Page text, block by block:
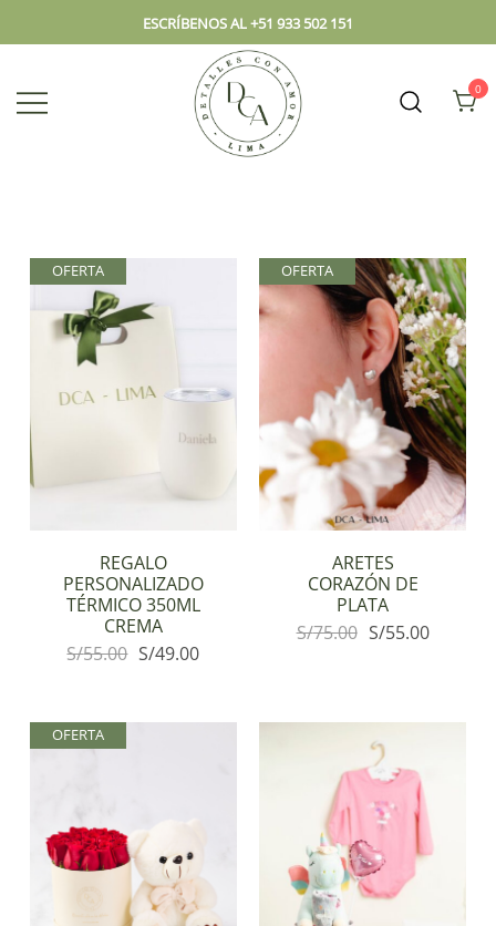
ESCRÍBENOS AL +51 933 502 151
0
OFERTA
REGALO
PERSONALIZADO
TÉRMICO 350ML
CREMA
S/55.00 S/49.00
OFERTA
ARETES
CORAZÓN DE
PLATA
S/75.00 S/55.00
OFERTA